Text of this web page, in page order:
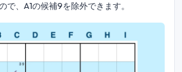
で、A1の候補9を除外できます。